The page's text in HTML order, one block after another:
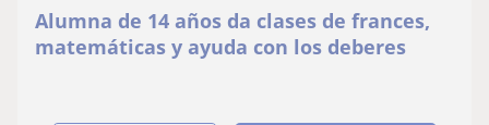
Alumna de 14 años da clases de frances,
matemáticas y ayuda con los deberes